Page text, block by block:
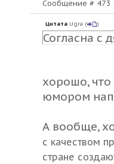
Сообщение # 473
Цитата Ugra ( )
Согласна с
хорошо, что
юмором
А вообще,
с качеством
стране